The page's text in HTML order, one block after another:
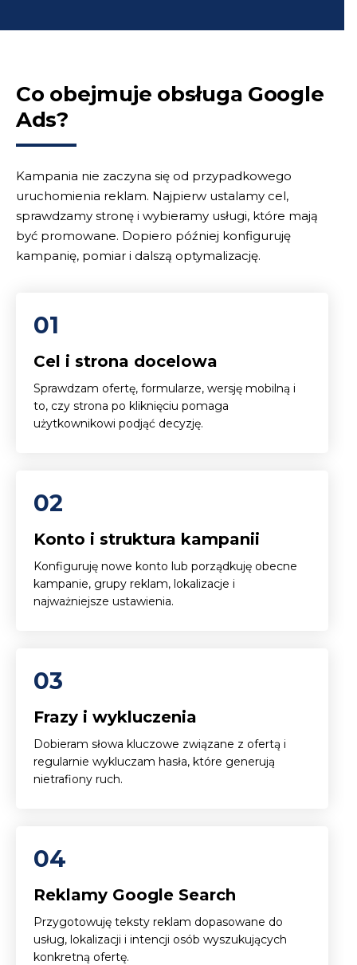
Co obejmuje obsługa Google
Ads?
Kampania nie zaczyna się od przypadkowego
uruchomienia reklam. Najpierw ustalamy cel,
sprawdzamy stronę i wybieramy usługi, które mają
być promowane. Dopiero później konfiguruję
kampanię, pomiar i dalszą optymalizację.
01
Cel i strona docelowa
Sprawdzam ofertę, formularze, wersję mobilną i
to, czy strona po kliknięciu pomaga
użytkownikowi podjąć decyzję.
02
Konto i struktura kampanii
Konfiguruję nowe konto lub porządkuję obecne
kampanie, grupy reklam, lokalizacje i
najważniejsze ustawienia.
03
Frazy i wykluczenia
Dobieram słowa kluczowe związane z ofertą i
regularnie wykluczam hasła, które generują
nietrafiony ruch.
04
Reklamy Google Search
Przygotowuję teksty reklam dopasowane do
usług, lokalizacji i intencji osób wyszukujących
konkretną ofertę.